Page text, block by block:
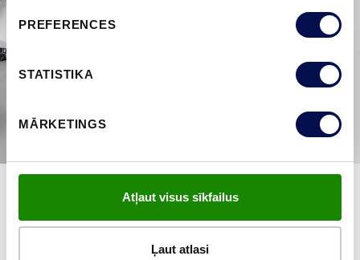
PREFERENCES
STATISTIKA
MĀRKETINGS
Atļaut visus sīkfailus
Ļaut atlasi
PĀRLŪKOT VISUS